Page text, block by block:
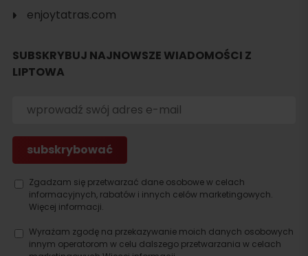
Szukaj
noclegu
enjoytatras.com
SUBSKRYBUJ NAJNOWSZE WIADOMOŚCI Z
LIPTOWA
Zgadzam się przetwarzać dane osobowe w celach
informacyjnych, rabatów i innych celów marketingowych.
Więcej informacji.
Wyrażam zgodę na przekazywanie moich danych osobowych
innym operatorom w celu dalszego przetwarzania w celach